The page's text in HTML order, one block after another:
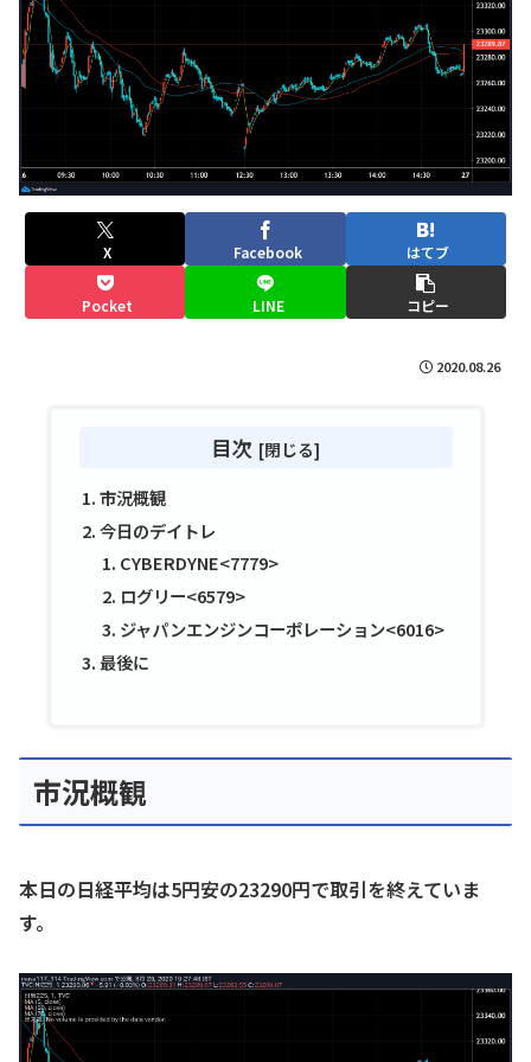
X Facebook はてブ
Pocket LINE コピー
2020.08.26
目次
市況概観
今日のデイトレ
CYBERDYNE<7779>
ログリー<6579>
ジャパンエンジンコーポレーション<6016>
最後に
市況概観
本日の日経平均は5円安の23290円で取引を終えていま
す。